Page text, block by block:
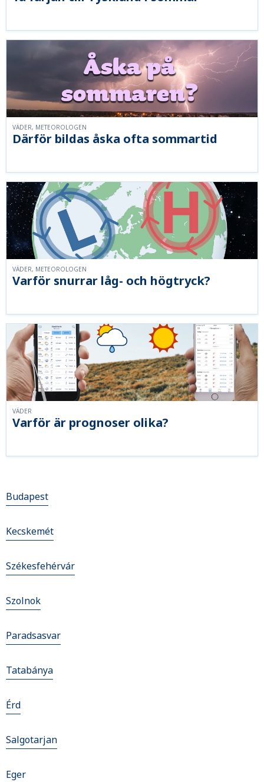
Därför bildas åska ofta sommartid
VÄDER, METEOROLOGEN
Varför snurrar låg- och högtryck?
VÄDER, METEOROLOGEN
Varför är prognoser olika?
VÄDER
Budapest
Kecskemét
Székesfehérvár
Szolnok
Paradsasvar
Tatabánya
Érd
Salgotarjan
Eger